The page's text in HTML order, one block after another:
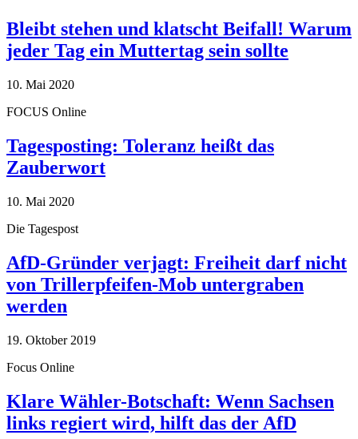
Bleibt stehen und klatscht Beifall! Warum
jeder Tag ein Muttertag sein sollte
10. Mai 2020
FOCUS Online
Tagesposting: Toleranz heißt das
Zauberwort
10. Mai 2020
Die Tagespost
AfD-Gründer verjagt: Freiheit darf nicht
von Trillerpfeifen-Mob untergraben
werden
19. Oktober 2019
Focus Online
Klare Wähler-Botschaft: Wenn Sachsen
links regiert wird, hilft das der AfD